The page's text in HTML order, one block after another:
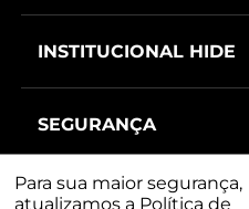
Para sua maior segurança,
atualizamos a Política de
INSTITUCIONAL HIDE
SEGURANÇA
MEIOS DE PAGAMENTO